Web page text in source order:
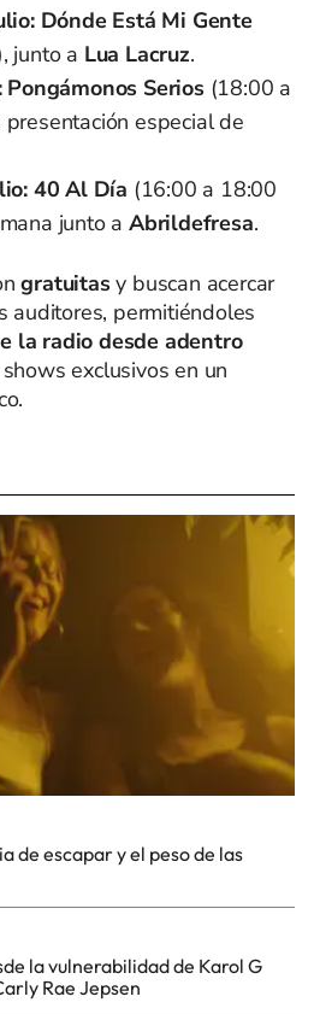
Dónde Está Mi Gente
junto a Lua Lacruz.
Pongámonos Serios(18:00 a
especial de
40 Al Día (16:00 a 18:00
junto aAbrildefresa.
gratuitasy buscan acercar
auditores, permitiéndoles
la radio desde adentro
exclusivos en un
de escapar y el peso de las
la vulnerabilidad de Karol G
Rae Jepsen